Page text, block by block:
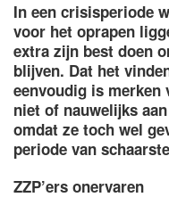
In een crisisperiode
voor het oprapen
extra zijn best doen
blijven. Dat het
eenvoudig is merken
niet of nauwelijks
omdat ze toch wel
periode van
ZZP’ers onervaren